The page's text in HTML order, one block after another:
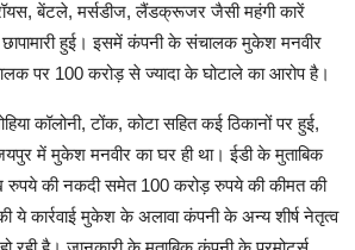
बेंटले, मर्सडीज, लैंडक्रूजर जैसी महंगी कारें
छापामारी हुई। इसमें कंपनी के संचालक मुकेश मनवीर
पर 100 करोड़ से ज्यादा के घोटाले का आरोप है।
कॉलोनी, टोंक, कोटा सहित कई ठिकानों पर हुई,
में मुकेश मनवीर का घर ही था। ईडी के मुताबिक
की नकदी समेत 100 करोड़ रुपये की कीमत की
ये कार्रवाई मुकेश के अलावा कंपनी के अन्य शीर्ष नेतृत्व